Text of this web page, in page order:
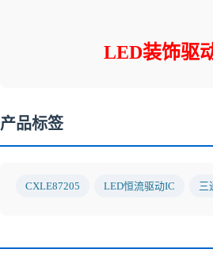
LED装饰驱
产品标签
CXLE87205 LED恒流驱动IC 三